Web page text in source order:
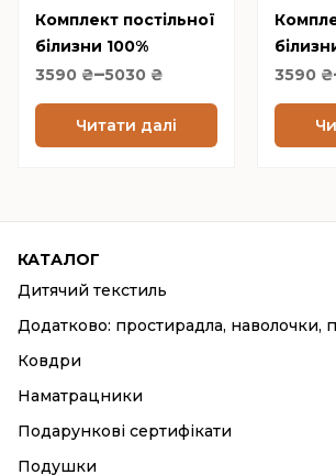
Комплект постільної
білизни 100%
бавовна бежевий
Latte
3590 ₴–5030 ₴
Price
range:
3590 ₴
through
Читати далі
вибрати
на
сторінці
товару
3590 ₴
Price
3590
КАТАЛОГ
Дитячий текстиль
Додатково: простирадла, наволочки,
Ковдри
Наматрацники
Подарункові сертифікати
Подушки